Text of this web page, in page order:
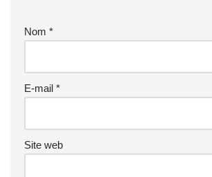
Nom *
E-mail *
Site web